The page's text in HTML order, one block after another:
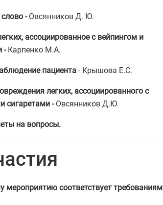
- Овсянников Д. Ю.
ассоциированное с вейпингом и
-Карпенко М.А.
пациента - Крышова Е.С.
легких, ассоциированного с
сигаретами -Овсянников Д.Ю.
на вопросы.
мероприятию соответствует требованиям